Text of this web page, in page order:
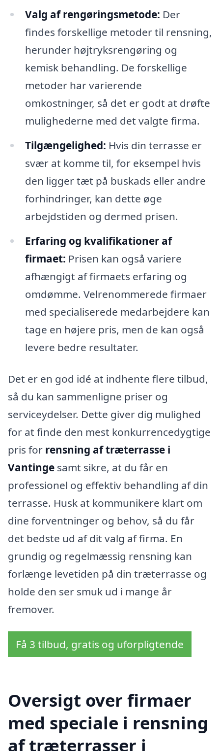
Valg af rengøringsmetode: Der
findes forskellige metoder til rensning,
herunder højtryksrengøring og
kemisk behandling. De forskellige
metoder har varierende
omkostninger, så det er godt at drøfte
mulighederne med det valgte firma.
Tilgængelighed: Hvis din terrasse er
svær at komme til, for eksempel hvis
den ligger tæt på buskads eller andre
forhindringer, kan dette øge
arbejdstiden og dermed prisen.
Erfaring og kvalifikationer af
firmaet: Prisen kan også variere
afhængigt af firmaets erfaring og
omdømme. Velrenommerede firmaer
med specialiserede medarbejdere kan
tage en højere pris, men de kan også
levere bedre resultater.
Det er en god idé at indhente flere tilbud,
så du kan sammenligne priser og
serviceydelser. Dette giver dig mulighed
for at finde den mest konkurrencedygtige
pris for rensning af træterrasse i
Vantinge samt sikre, at du får en
professionel og effektiv behandling af din
terrasse. Husk at kommunikere klart om
dine forventninger og behov, så du får
det bedste ud af dit valg af firma. En
grundig og regelmæssig rensning kan
forlænge levetiden på din træterrasse og
holde den ser smuk ud i mange år
fremover.
Få 3 tilbud, gratis og uforpligtende
Oversigt over firmaer
med speciale i rensning
af træterrasser i